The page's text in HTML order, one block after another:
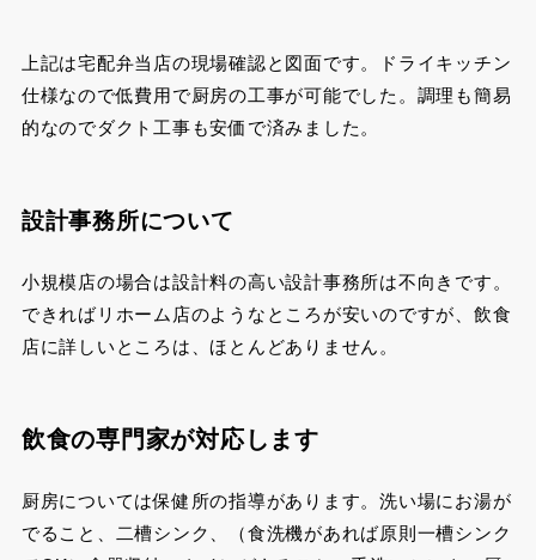
上記は宅配弁当店の現場確認と図面です。ドライキッチン
仕様なので低費用で厨房の工事が可能でした。調理も簡易
的なのでダクト工事も安価で済みました。
設計事務所について
小規模店の場合は設計料の高い設計事務所は不向きです。
できればリホーム店のようなところが安いのですが、飲食
店に詳しいところは、ほとんどありません。
飲食の専門家が対応します
厨房については保健所の指導があります。洗い場にお湯が
でること、二槽シンク、（食洗機があれば原則一槽シンク